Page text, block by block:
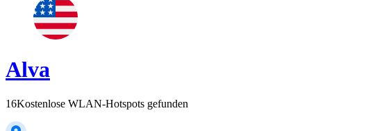
Alva
16Kostenlose WLAN-Hotspots gefunden